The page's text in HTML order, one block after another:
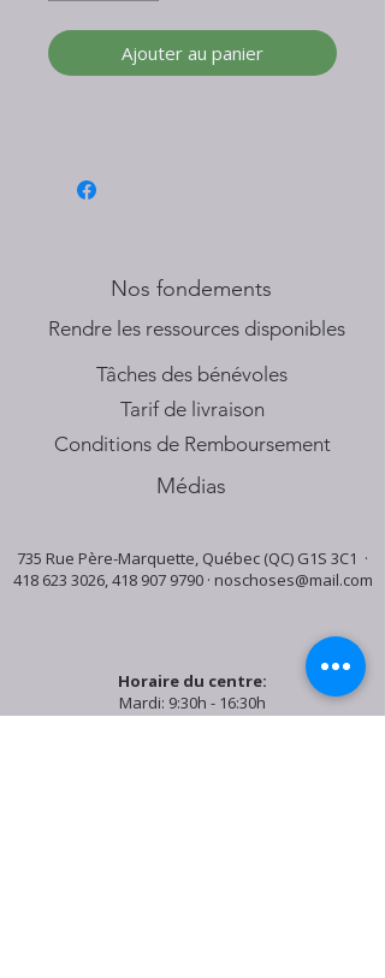
Ajouter au panier
Nos fondements
​Rendre les ressources disponibles
Tâches des bénévoles
Tarif de livraison
Conditions de Remboursement
Médias
735 Rue Père-Marquette, Québec (QC) G1S 3C1 ·
418 623 3026,418 907 9790· noschoses@mail.com
Horaire du centre:
Mardi: 9:30h - 16:30h